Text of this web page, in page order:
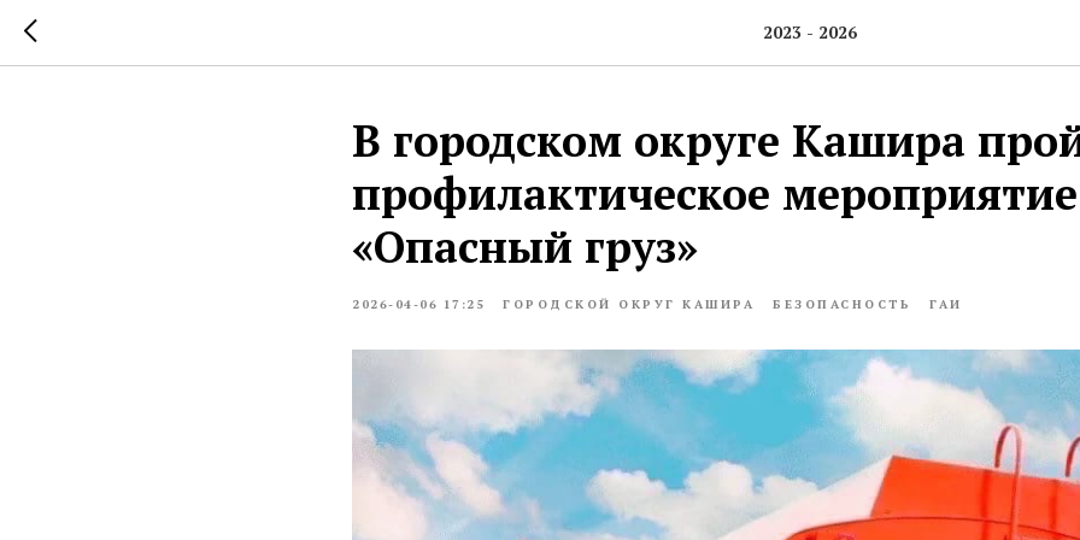
2023 - 2026
В городском округе Кашира
профилактическое мероприятие
«Опасный груз»
2026-04-06 17:25 ГОРОДСКОЙ ОКРУГ КАШИРА БЕЗОПАСНОСТЬ ГАИ